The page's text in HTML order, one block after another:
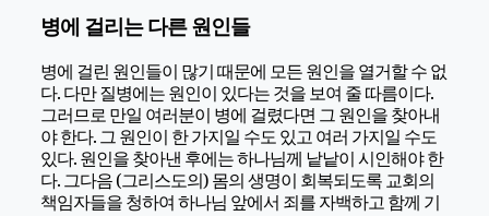
병에 걸리는 다른 원인들
병에 걸린 원인들이 많기 때문에 모든 원인을 열거할 수 없
다. 다만 질병에는 원인이 있다는 것을 보여 줄 따름이다.
그러므로 만일 여러분이 병에 걸렸다면 그 원인을 찾아내
야 한다. 그 원인이 한 가지일 수도 있고 여러 가지일 수도
있다. 원인을 찾아낸 후에는 하나님께 낱낱이 시인해야 한
다. 그다음 (그리스도의) 몸의 생명이 회복되도록 교회의
책임자들을 청하여 하나님 앞에서 죄를 자백하고 함께 기